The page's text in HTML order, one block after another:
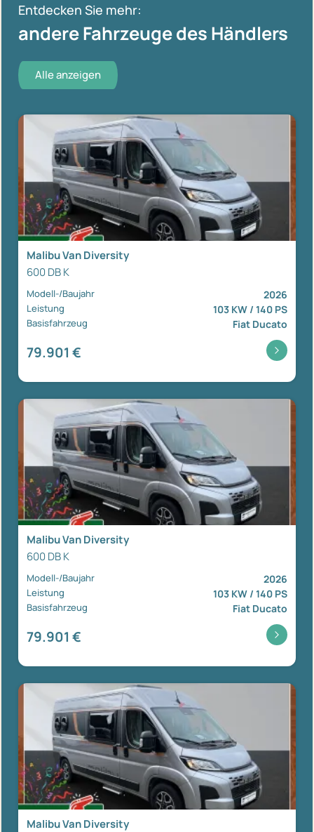
Entdecken Sie mehr:
andere Fahrzeuge des Händlers
Alle anzeigen
Malibu Van Diversity
600 DB K
Modell-/Baujahr 2026
Leistung 103 KW / 140 PS
Basisfahrzeug Fiat Ducato
79.901 €
Malibu Van Diversity
600 DB K
Modell-/Baujahr 2026
Leistung 103 KW / 140 PS
Basisfahrzeug Fiat Ducato
79.901 €
Malibu Van Diversity